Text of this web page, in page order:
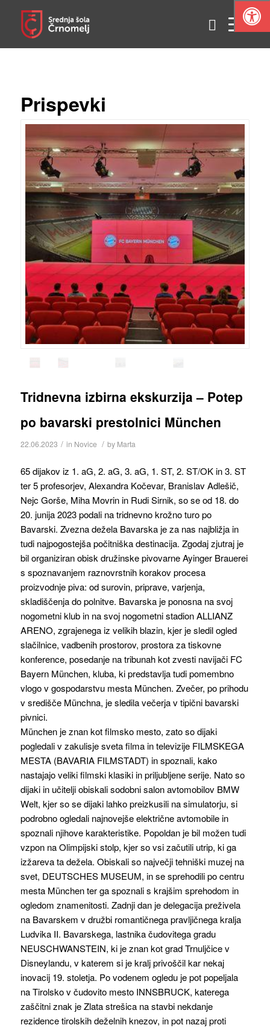
Prispevki
Tridnevna izbirna ekskurzija – Potep
po bavarski prestolnici München
22.06.2023 / in Novice / by Marta
65 dijakov iz 1. aG, 2. aG, 3. aG, 1. ST, 2. ST/OK in 3. ST
ter 5 profesorjev, Alexandra Kočevar, Branislav Adlešič,
Nejc Gorše, Miha Movrin in Rudi Sirnik, so se od 18. do
20. junija 2023 podali na tridnevno krožno turo po
Bavarski. Zvezna dežela Bavarska je za nas najbližja in
tudi najpogostejša počitniška destinacija. Zgodaj zjutraj je
bil organiziran obisk družinske pivovarne Ayinger Brauerei
s spoznavanjem raznovrstnih korakov procesa
proizvodnje piva: od surovin, priprave, varjenja,
skladiščenja do polnitve. Bavarska je ponosna na svoj
nogometni klub in na svoj nogometni stadion ALLIANZ
ARENO, zgrajenega iz velikih blazin, kjer je sledil ogled
slačilnice, vadbenih prostorov, prostora za tiskovne
konference, posedanje na tribunah kot zvesti navijači FC
Bayern München, kluba, ki predstavlja tudi pomembno
vlogo v gospodarstvu mesta München. Zvečer, po prihodu
v središče Münchna, je sledila večerja v tipični bavarski
pivnici.
München je znan kot filmsko mesto, zato so dijaki
pogledali v zakulisje sveta filma in televizije FILMSKEGA
MESTA (BAVARIA FILMSTADT) in spoznali, kako
nastajajo veliki filmski klasiki in priljubljene serije. Nato so
dijaki in učitelji obiskali sodobni salon avtomobilov BMW
Welt, kjer so se dijaki lahko preizkusili na simulatorju, si
podrobno ogledali najnovejše električne avtomobile in
spoznali njihove karakteristike. Popoldan je bil možen tudi
vzpon na Olimpijski stolp, kjer so vsi začutili utrip, ki ga
izžareva ta dežela. Obiskali so največji tehniški muzej na
svet, DEUTSCHES MUSEUM, in se sprehodili po centru
mesta München ter ga spoznali s krajšim sprehodom in
ogledom znamenitosti. Zadnji dan je delegacija preživela
na Bavarskem v družbi romantičnega pravljičnega kralja
Ludvika II. Bavarskega, lastnika čudovitega gradu
NEUSCHWANSTEIN, ki je znan kot grad Trnuljčice v
Disneylandu, v katerem si je kralj privoščil kar nekaj
inovacij 19. stoletja. Po vodenem ogledu je pot popeljala
na Tirolsko v čudovito mesto INNSBRUCK, katerega
zaščitni znak je Zlata strešica na stavbi nekdanje
rezidence tirolskih deželnih knezov, in pot nazaj proti